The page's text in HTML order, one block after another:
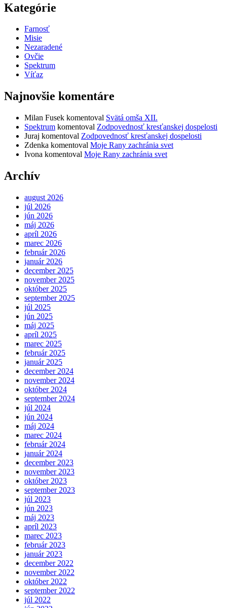
Kategórie
Farnosť
Misie
Nezaradené
Ovčie
Spektrum
Víťaz
Najnovšie komentáre
Milan Fusek komentoval Svätá omša XII.
Spektrum komentoval Zodpovednosť kresťanskej dospelosti
Juraj komentoval Zodpovednosť kresťanskej dospelosti
Zdenka komentoval Moje Rany zachránia svet
Ivona komentoval Moje Rany zachránia svet
Archív
august 2026
júl 2026
jún 2026
máj 2026
apríl 2026
marec 2026
február 2026
január 2026
december 2025
november 2025
október 2025
september 2025
júl 2025
jún 2025
máj 2025
apríl 2025
marec 2025
február 2025
január 2025
december 2024
november 2024
október 2024
september 2024
júl 2024
jún 2024
máj 2024
marec 2024
február 2024
január 2024
december 2023
november 2023
október 2023
september 2023
júl 2023
jún 2023
máj 2023
apríl 2023
marec 2023
február 2023
január 2023
december 2022
november 2022
október 2022
september 2022
júl 2022